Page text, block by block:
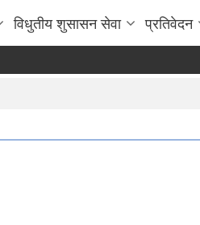
विधुतीय शुसासन सेवा प्रतिवेदन